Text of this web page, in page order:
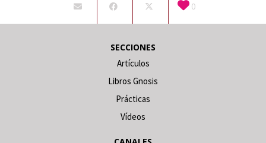
0
SECCIONES
Artículos
Libros Gnosis
Prácticas
Vídeos